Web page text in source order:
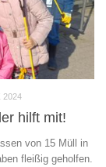
2024
hilft mit!
von 15 Müll in
fleißig geholfen.